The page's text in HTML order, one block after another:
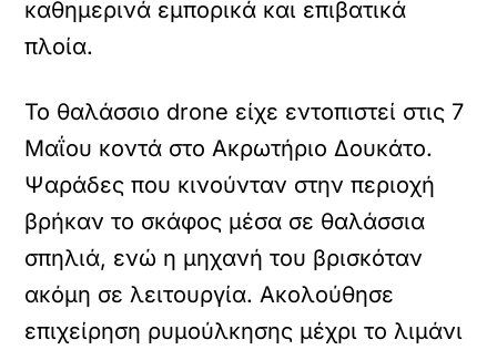
καθημερινά εμπορικά και επιβατικά
πλοία.
Το θαλάσσιο drone είχε εντοπιστεί στις 7
Μαΐου κοντά στο Ακρωτήριο Δουκάτο.
Ψαράδες που κινούνταν στην περιοχή
βρήκαν το σκάφος μέσα σε θαλάσσια
σπηλιά, ενώ η μηχανή του βρισκόταν
ακόμη σε λειτουργία. Ακολούθησε
επιχείρηση ρυμούλκησης μέχρι το λιμάνι